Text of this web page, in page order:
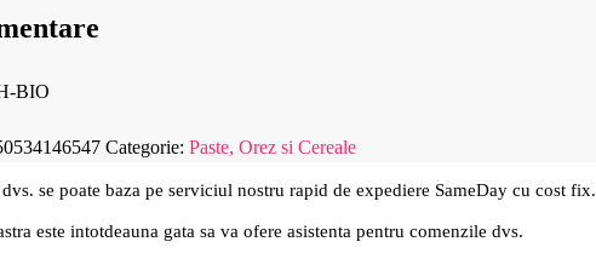
BIO
Categorie: Paste, Orez si Cereale
se poate baza pe serviciul nostru rapid de expediere SameDay cu cost fix.
este intotdeauna gata sa va ofere asistenta pentru comenzile dvs.